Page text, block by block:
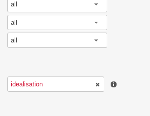
all
all
all